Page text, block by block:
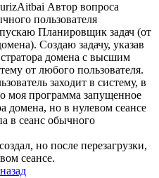
Автор вопроса
пользователя
Планировщик задач (от
Создаю задачу, указав
домена с высшим
от любого пользователя.
заходит в систему, в
моя программа запущенное
домена, но в нулевом сеансе
в сеанс обычного
но после перезагрузки,
сеансе.